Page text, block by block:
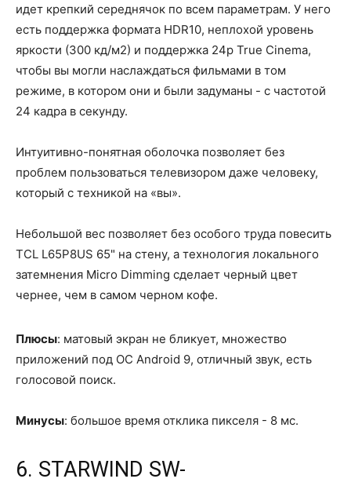
идет крепкий середнячок по всем параметрам. У него
есть поддержка формата HDR10, неплохой уровень
яркости (300 кд/м2) и поддержка 24p True Cinema,
чтобы вы могли наслаждаться фильмами в том
режиме, в котором они и были задуманы - с частотой
24 кадра в секунду.
Интуитивно-понятная оболочка позволяет без
проблем пользоваться телевизором даже человеку,
который с техникой на «вы».
Небольшой вес позволяет без особого труда повесить
TCL L65P8US 65" на стену, а технология локального
затемнения Micro Dimming сделает черный цвет
чернее, чем в самом черном кофе.
Плюсы: матовый экран не бликует, множество
приложений под ОС Android 9, отличный звук, есть
голосовой поиск.
Минусы: большое время отклика пикселя - 8 мс.
6. STARWIND SW-